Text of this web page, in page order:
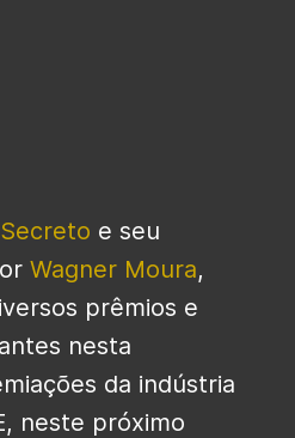
e seu
Wagner Moura,
prêmios e
nesta
da indústria
neste próximo